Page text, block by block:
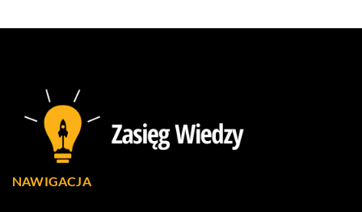
NAWIGACJA